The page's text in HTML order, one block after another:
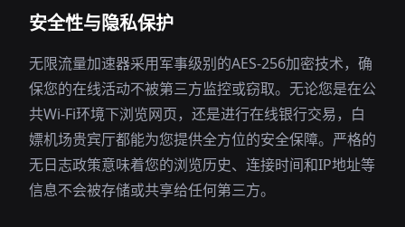
安全性与隐私保护
无限流量加速器采用军事级别的AES-256加密技术，确
保您的在线活动不被第三方监控或窃取。无论您是在公
共Wi-Fi环境下浏览网页，还是进行在线银行交易，白
嫖机场贵宾厅都能为您提供全方位的安全保障。严格的
无日志政策意味着您的浏览历史、连接时间和IP地址等
信息不会被存储或共享给任何第三方。